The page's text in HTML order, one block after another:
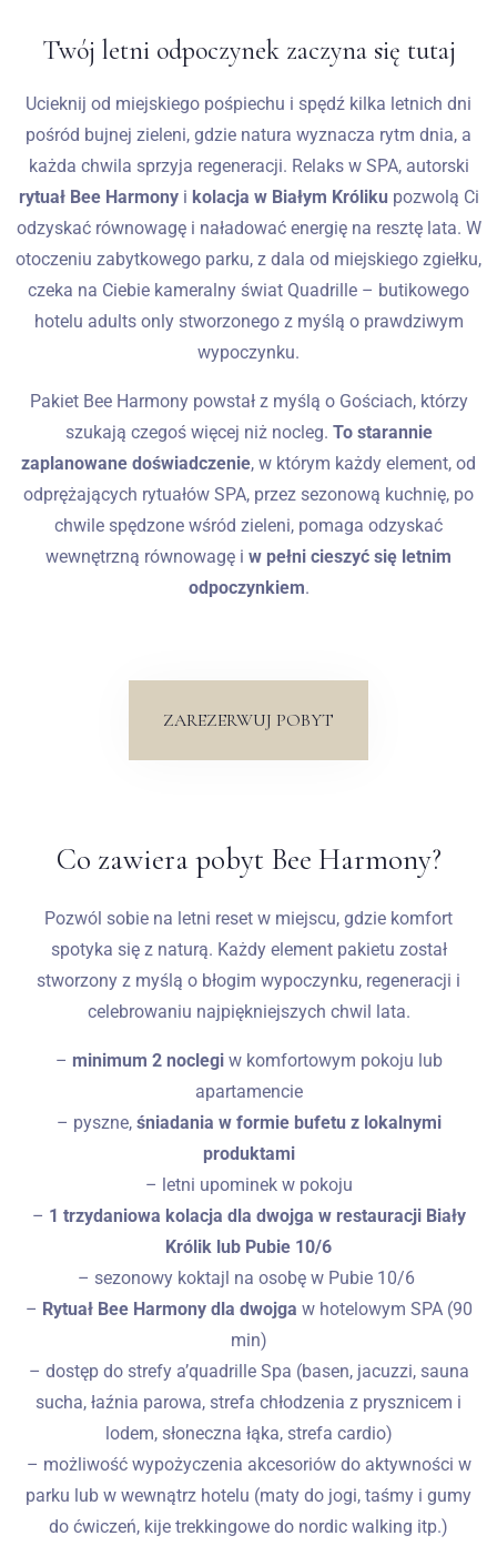
Wesela
Blog
Kontakt
Twój letni odpoczynek zaczyna się tutaj
Ucieknij od miejskiego pośpiechu i spędź kilka letnich dni
pośród bujnej zieleni, gdzie natura wyznacza rytm dnia, a
każda chwila sprzyja regeneracji. Relaks w SPA, autorski
rytuał Bee Harmonyi kolacja w Białym Króliku pozwolą Ci
odzyskać równowagę i naładować energię na resztę lata. W
otoczeniu zabytkowego parku, z dala od miejskiego zgiełku,
czeka na Ciebie kameralny świat Quadrille – butikowego
hotelu adults only stworzonego z myślą o prawdziwym
wypoczynku.
Pakiet Bee Harmony powstał z myślą o Gościach, którzy
szukają czegoś więcej niż nocleg. To starannie
zaplanowane doświadczenie, w którym każdy element, od
odprężających rytuałów SPA, przez sezonową kuchnię, po
chwile spędzone wśród zieleni, pomaga odzyskać
wewnętrzną równowagę i w pełni cieszyć się letnim
odpoczynkiem.
ZAREZERWUJ POBYT
Co zawiera pobyt Bee Harmony?
Pozwól sobie na letni reset w miejscu, gdzie komfort
spotyka się z naturą. Każdy element pakietu został
stworzony z myślą o błogim wypoczynku, regeneracji i
celebrowaniu najpiękniejszych chwil lata.
– minimum 2 noclegiw komfortowym pokoju lub
apartamencie
– pyszne, śniadania w formie bufetu z lokalnymi
produktami
– letni upominek w pokoju
– 1 trzydaniowa kolacja dla dwojga w restauracji Biały
Królik lub Pubie 10/6
– sezonowy koktajl na osobę w Pubie 10/6
– Rytuał Bee Harmony dla dwojga w hotelowym SPA (90
min)
– dostęp do strefy a’quadrille Spa (basen, jacuzzi, sauna
sucha, łaźnia parowa, strefa chłodzenia z prysznicem i
lodem, słoneczna łąka, strefa cardio)
– możliwość wypożyczenia akcesoriów do aktywności w
parku lub w wewnątrz hotelu (maty do jogi, taśmy i gumy
do ćwiczeń, kije trekkingowe do nordic walking itp.)